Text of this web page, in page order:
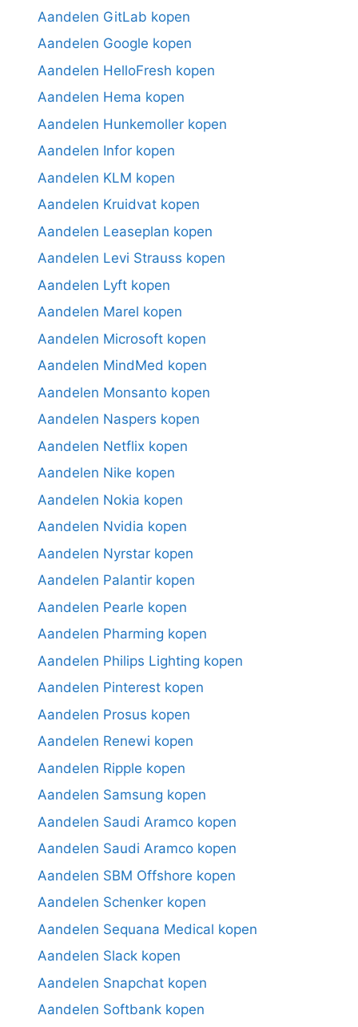
Aandelen GitLab kopen
Aandelen Google kopen
Aandelen HelloFresh kopen
Aandelen Hema kopen
Aandelen Hunkemoller kopen
Aandelen Infor kopen
Aandelen KLM kopen
Aandelen Kruidvat kopen
Aandelen Leaseplan kopen
Aandelen Levi Strauss kopen
Aandelen Lyft kopen
Aandelen Marel kopen
Aandelen Microsoft kopen
Aandelen MindMed kopen
Aandelen Monsanto kopen
Aandelen Naspers kopen
Aandelen Netflix kopen
Aandelen Nike kopen
Aandelen Nokia kopen
Aandelen Nvidia kopen
Aandelen Nyrstar kopen
Aandelen Palantir kopen
Aandelen Pearle kopen
Aandelen Pharming kopen
Aandelen Philips Lighting kopen
Aandelen Pinterest kopen
Aandelen Prosus kopen
Aandelen Renewi kopen
Aandelen Ripple kopen
Aandelen Samsung kopen
Aandelen Saudi Aramco kopen
Aandelen Saudi Aramco kopen
Aandelen SBM Offshore kopen
Aandelen Schenker kopen
Aandelen Sequana Medical kopen
Aandelen Slack kopen
Aandelen Snapchat kopen
Aandelen Softbank kopen